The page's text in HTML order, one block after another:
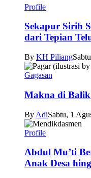
Profile
Sekapur Sirih
dari Tepian
By KH Piliang
Gagasan
Makna di
By AdiSabtu, 1
Profile
Abdul Mu’ti
Anak Desa